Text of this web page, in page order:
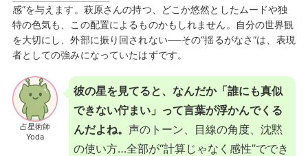
感”を与えます。萩原さんの持つ、どこか悠然としたムードや独
特の色気も、この配置によるものかもしれません。自分の世界観
を大切にし、外部に振り回されない──その“揺るがなさ”は、表現
者としての強みになっていたはずです。
占星術師
Yoda
彼の星を見てると、なんだか「誰にも真似
できない佇まい」って言葉が浮かんでくる
んだよね。 声のトーン、目線の角度、沈黙
の使い方…全部が“計算じゃなく感性”ででき